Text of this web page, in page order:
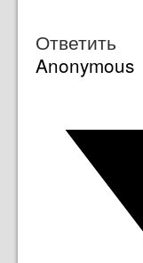
Ответить
Anonymous